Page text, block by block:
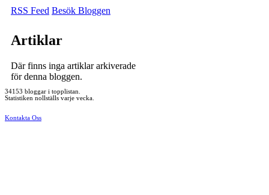
RSS Feed Besök Bloggen
Artiklar
Där finns inga artiklar arkiverade
för denna bloggen.
34153 bloggar i topplistan.
Statistiken nollställs varje vecka.
Kontakta Oss